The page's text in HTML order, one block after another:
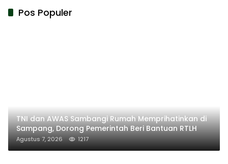
Pos Populer
TNI dan AWAS Sambangi Rumah Memprihatinkan di
Sampang, Dorong Pemerintah Beri Bantuan RTLH
Agustus 7, 2026 1217